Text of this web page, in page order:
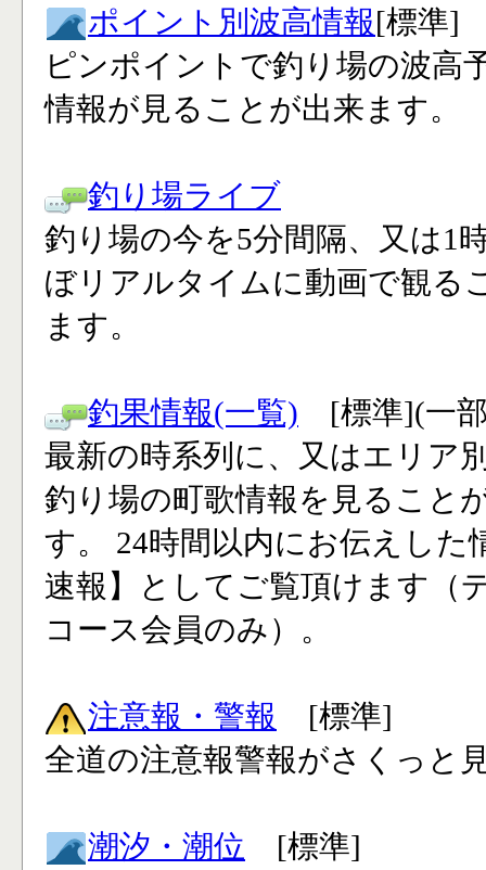
ポイント別波高情報[標準]
ピンポイントで釣り場の波高
情報が見ることが出来ます。
釣り場ライブ
釣り場の今を5分間隔、又は1
ぼリアルタイムに動画で観る
ます。
釣果情報(一覧) [標準](一
最新の時系列に、又はエリア
釣り場の町歌情報を見ること
す。 24時間以内にお伝えした
速報】としてご覧頂けます（
コース会員のみ）。
注意報・警報 [標準]
全道の注意報警報がさくっと
潮汐・潮位 [標準]